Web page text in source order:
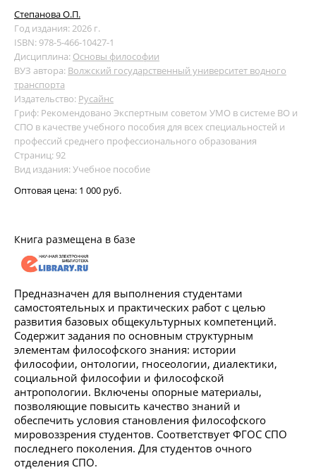
Степанова О.П.
Год издания: 2026 г.
ISBN: 978-5-466-10427-1
Дисциплина: Основы философии
ВУЗ автора: Волжский государственный университет водного
транспорта
Издательство: Русайнс
Гриф: Рекомендовано Экспертным советом УМО в системе ВО и
СПО в качестве учебного пособия для всех специальностей и
профессий среднего профессионального образования
Страниц: 92
Вид издания: Учебное пособие
Оптовая цена: 1 000 руб.
Книга размещена в базе
Предназначен для выполнения студентами
самостоятельных и практических работ с целью
развития базовых общекультурных компетенций.
Содержит задания по основным структурным
элементам философского знания: истории
философии, онтологии, гносеологии, диалектики,
социальной философии и философской
антропологии. Включены опорные материалы,
позволяющие повысить качество знаний и
обеспечить условия становления философского
мировоззрения студентов. Соответствует ФГОС СПО
последнего поколения. Для студентов очного
отделения СПО.